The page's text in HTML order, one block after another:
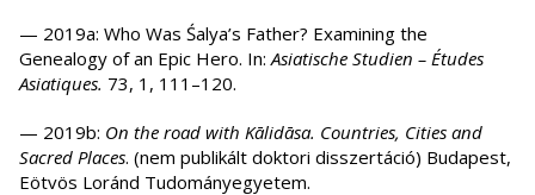
— 2019a: Who Was Śalya’s Father? Examining the
Genealogy of an Epic Hero. In:Asiatische Studien – Études
Asiatiques. 73, 1, 111–120.
— 2019b: On the road with Kālidāsa. Countries, Cities and
Sacred Places. (nem publikált doktori disszertáció) Budapest,
Eötvös Loránd Tudományegyetem.